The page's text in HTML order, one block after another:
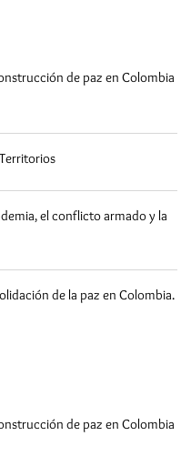
de paz en Colombia
el conflicto armado y la
de la paz en Colombia.
de paz en Colombia